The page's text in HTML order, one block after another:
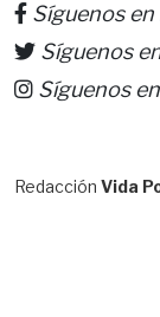
Síguenos en
Síguenos
Síguenos en
Redacción Vida